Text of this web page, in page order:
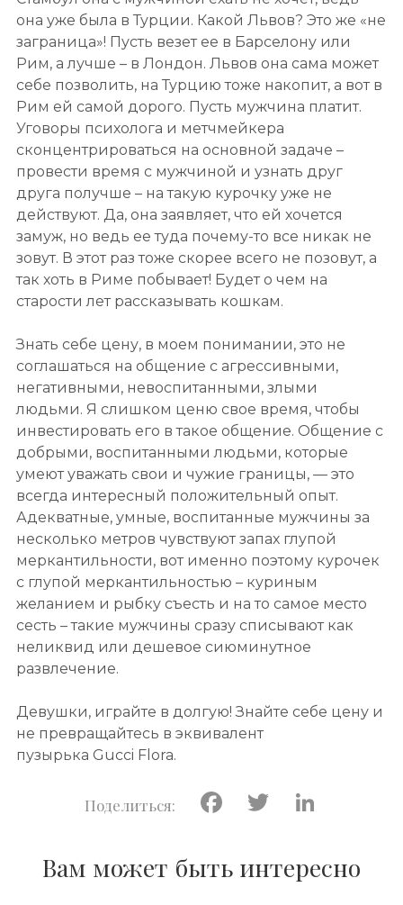
она уже была в Турции. Какой Львов? Это же «не
заграница»! Пусть везет ее в Барселону или
Рим, а лучше – в Лондон. Львов она сама может
себе позволить, на Турцию тоже накопит, а вот в
Рим ей самой дорого. Пусть мужчина платит.
Уговоры психолога и метчмейкера
сконцентрироваться на основной задаче –
провести время с мужчиной и узнать друг
друга получше – на такую курочку уже не
действуют. Да, она заявляет, что ей хочется
замуж, но ведь ее туда почему-то все никак не
зовут. В этот раз тоже скорее всего не позовут, а
так хоть в Риме побывает! Будет о чем на
старости лет рассказывать кошкам.
Знать себе цену, в моем понимании, это не
соглашаться на общение с агрессивными,
негативными, невоспитанными, злыми
людьми. Я слишком ценю свое время, чтобы
инвестировать его в такое общение. Общение с
добрыми, воспитанными людьми, которые
умеют уважать свои и чужие границы, — это
всегда интересный положительный опыт.
Адекватные, умные, воспитанные мужчины за
несколько метров чувствуют запах глупой
меркантильности, вот именно поэтому курочек
с глупой меркантильностью – куриным
желанием и рыбку съесть и на то самое место
сесть – такие мужчины сразу списывают как
неликвид или дешевое сиюминутное
развлечение.
Девушки, играйте в долгую! Знайте себе цену и
не превращайтесь в эквивалент
пузырька Gucci Flora.
Facebook
Twitter
Вам может быть интересно